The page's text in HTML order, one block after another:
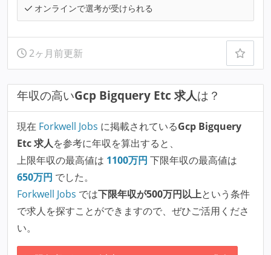
オンラインで選考が受けられる
2ヶ月前更新
年収の高いGcp Bigquery Etc 求人は？
現在 Forkwell Jobs に掲載されているGcp Bigquery
Etc 求人を参考に年収を算出すると、
上限年収の最高値は 1100万円 下限年収の最高値は
650万円 でした。
Forkwell Jobs では下限年収が500万円以上という条件
で求人を探すことができますので、ぜひご活用くださ
い。